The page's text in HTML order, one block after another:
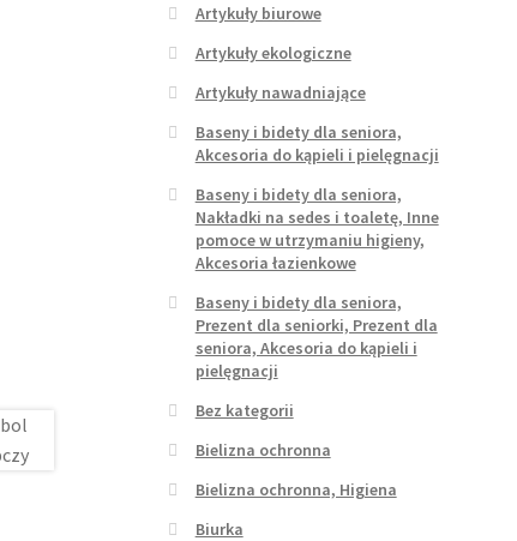
Artykuły biurowe
Artykuły ekologiczne
Artykuły nawadniające
Baseny i bidety dla seniora,
Akcesoria do kąpieli i pielęgnacji
Baseny i bidety dla seniora,
Nakładki na sedes i toaletę, Inne
pomoce w utrzymaniu higieny,
Akcesoria łazienkowe
Baseny i bidety dla seniora,
Prezent dla seniorki, Prezent dla
seniora, Akcesoria do kąpieli i
pielęgnacji
Bez kategorii
Bielizna ochronna
Bielizna ochronna, Higiena
Biurka